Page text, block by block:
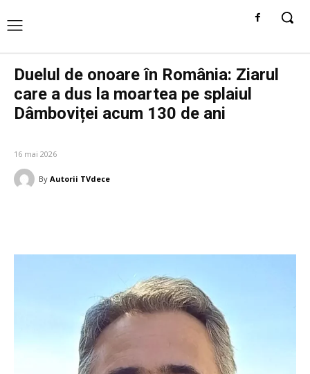
Duelul de onoare în România: Ziarul
care a dus la moartea pe splaiul
Dâmboviței acum 130 de ani
16 mai 2026
By Autorii TVdece